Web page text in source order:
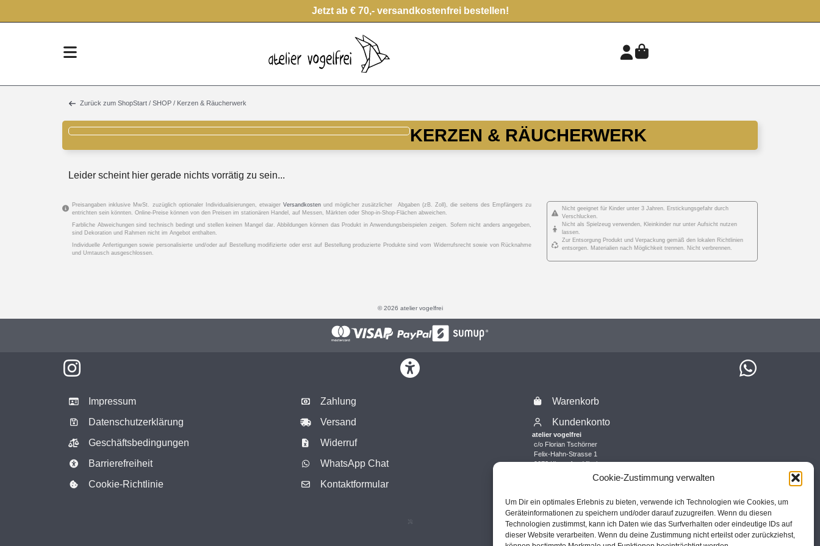
Cookie-Zustimmung verwalten
Um Dir ein optimales Erlebnis zu bieten, verwende ich Technologien wie Cookies, um
Geräteinformationen zu speichern und/oder darauf zuzugreifen. Wenn du diesen
Technologien zustimmst, kann ich Daten wie das Surfverhalten oder eindeutige IDs auf
dieser Website verarbeiten. Wenn du deine Zustimmung nicht erteilst oder zurückziehst,
Jetzt ab € 70,- versandkostenfrei bestellen!
Zurück zum ShopStart/ SHOP/ Kerzen & Räucherwerk
KERZEN & RÄUCHERWERK
Leider scheint hier gerade nichts vorrätig zu sein...
Preisangaben inklusive MwSt. zuzüglich optionaler Individualisierungen, etwaiger Versandkosten und möglicher zusätzlicher Abgaben (zB. Zoll), die seitens des Empfängers zu
entrichten sein könnten. Online-Preise können von den Preisen im stationären Handel, auf Messen, Märkten oder Shop-in-Shop-Flächen abweichen.
Farbliche Abweichungen sind technisch bedingt und stellen keinen Mangel dar. Abbildungen können das Produkt in Anwendungsbeispielen zeigen. Sofern nicht anders angegeben,
sind Dekoration und Rahmen nicht im Angebot enthalten.
Individuelle Anfertigungen sowie personalisierte und/oder auf Bestellung modifizierte oder erst auf Bestellung produzierte Produkte sind vom Widerrufsrecht sowie von Rücknahme
und Umtausch ausgeschlossen.
Nicht geeignet für Kinder unter 3 Jahren. Erstickungsgefahr durch
Verschlucken.
Nicht als Spielzeug verwenden, Kleinkinder nur unter Aufsicht nutzen
lassen.
Zur Entsorgung Produkt und Verpackung gemäß den lokalen Richtlinien
entsorgen. Materialien nach Möglichkeit trennen. Nicht verbrennen.
© 2026 atelier vogelfrei
Impressum
Datenschutzerklärung
Geschäftsbedingungen
Barrierefreiheit
Cookie-Richtlinie
Zahlung
Versand
Widerruf
WhatsApp Chat
Kontaktformular
Warenkorb
Kundenkonto
atelier vogelfrei
c/o Florian Tschörner
Felix-Hahn-Strasse 1
9073 Klagenfurt-Viktring